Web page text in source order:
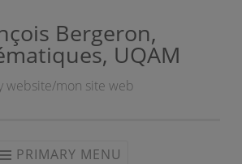
Bergeron,
UQAM
website/mon site web
PRIMARY MENU